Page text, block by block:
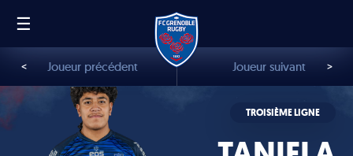
☰
TROISIÈME LIGNE
< Joueur précédent Joueur suivant >